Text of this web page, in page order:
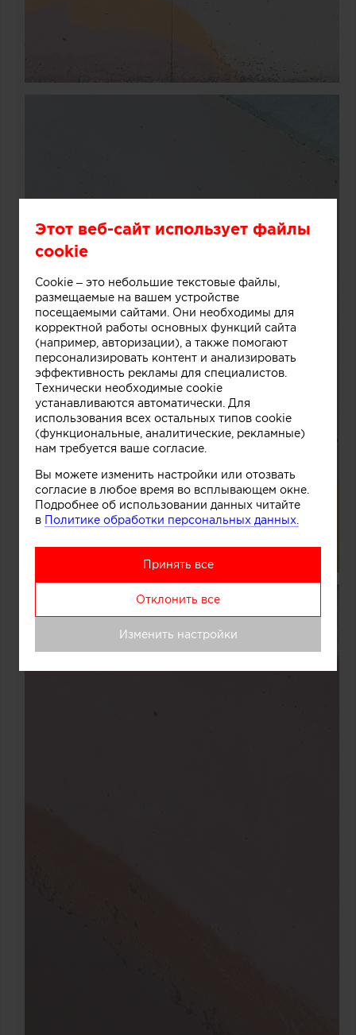
Этот веб-сайт использует файлы
cookie
Cookie – это небольшие текстовые файлы,
размещаемые на вашем устройстве
посещаемыми сайтами. Они необходимы для
корректной работы основных функций сайта
(например, авторизации), а также помогают
персонализировать контент и анализировать
эффективность рекламы для специалистов.
Технически необходимые cookie
устанавливаются автоматически. Для
использования всех остальных типов cookie
(функциональные, аналитические, рекламные)
нам требуется ваше согласие.
Вы можете изменить настройки или отозвать
согласие в любое время во всплывающем окне.
Подробнее об использовании данных читайте
в Политике обработки персональных данных.
Принять все
Отклонить все
Изменить настройки